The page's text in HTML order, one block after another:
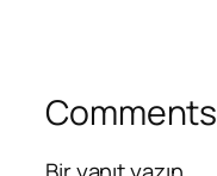
Comments